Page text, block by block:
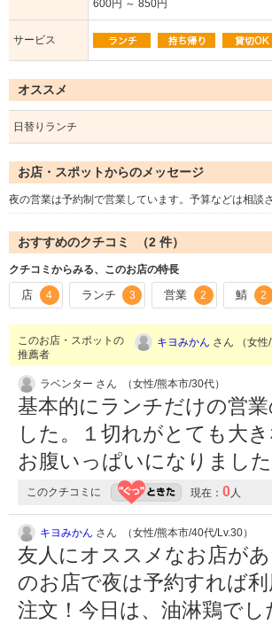
600円 ～ 850円
サービス
オススメ
日替りランチ
お店・スポットからのメッセージ
夜の営業は予約制で営業しています。予算などは相談
おすすめのクチコミ （2 件）
クチコミからみる、このお店の特長
店 4 ランチ 3 営業 2 鯖 2
このお店・スポットの
推薦者
キヨみかん さん （女性
ラベンター さん （女性/熊本市/30代）
基本的にランチだけの営
した。１切れがとても大
お腹いっぱいになりました
このクチコミに 現在： 0 人
キヨみかん さん （女性/熊本市/40代/Lv.30）
友人にオススメなお店が
のお店で夜は予約すれば
注文！今日は、油淋鶏で